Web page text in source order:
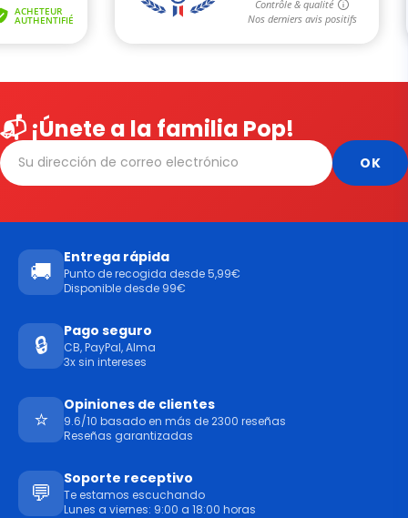
📬 ¡Únete a la familia Pop!
🚚
Entrega rápida
Punto de recogida desde 5,99€
Disponible desde 99€
🔒
Pago seguro
CB, PayPal, Alma
3x sin intereses
⭐
Opiniones de clientes
9.6/10 basado en más de 2300 reseñas
Reseñas garantizadas
💬
Soporte receptivo
Te estamos escuchando
Lunes a viernes: 9:00 a 18:00 horas